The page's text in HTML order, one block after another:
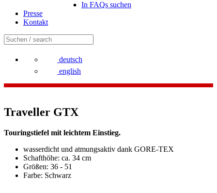
In FAQs suchen
Presse
Kontakt
deutsch
english
Traveller GTX
Touringstiefel mit leichtem Einstieg.
wasserdicht und atmungsaktiv dank GORE-TEX
Schafthöhe: ca. 34 cm
Größen: 36 - 51
Farbe: Schwarz